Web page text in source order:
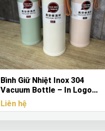
Bình Giữ Nhiệt Inox 304
Vacuum Bottle – In Logo
Theo Yêu Cầu Giá Sỉ
Liên hệ